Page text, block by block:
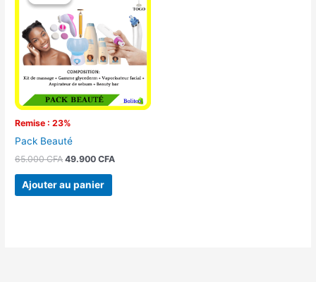
Remise : 23%
Pack Beauté
65.000CFA
était :
65.000 CFA.
49.900CFA
est :
49.900 CFA.
Ajouter au panier